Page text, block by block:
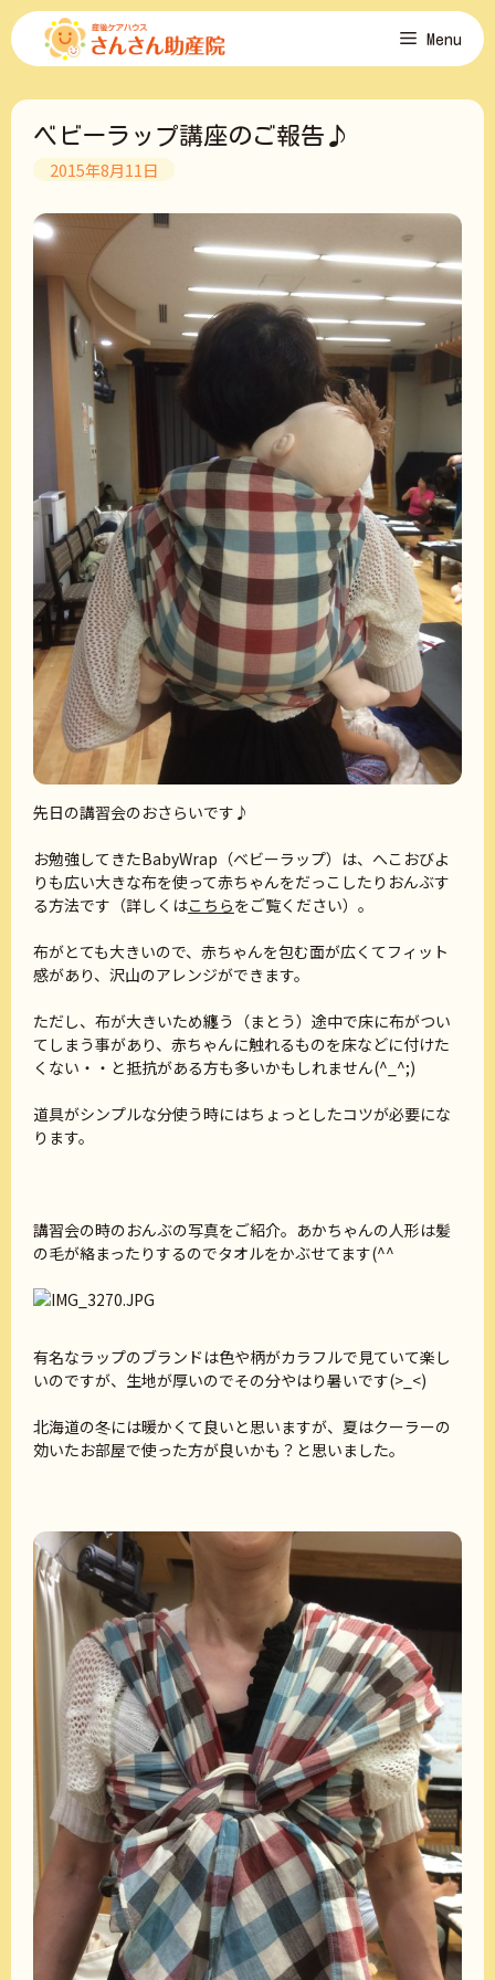
コ
ン
ツ
Menu
ベビーラップ講座のご報告♪
2015年8月11日
先日の講習会のおさらいです♪
お勉強してきたBabyWrap（ベビーラップ）は、へこおびよ
りも広い大きな布を使って赤ちゃんをだっこしたりおんぶす
る方法です（詳しくはこちらをご覧ください）。
布がとても大きいので、赤ちゃんを包む面が広くてフィット
感があり、沢山のアレンジができます。
ただし、布が大きいため纏う（まとう）途中で床に布がつい
てしまう事があり、赤ちゃんに触れるものを床などに付けた
くない・・と抵抗がある方も多いかもしれません(^_^;)
道具がシンプルな分使う時にはちょっとしたコツが必要にな
ります。
講習会の時のおんぶの写真をご紹介。あかちゃんの人形は髪
の毛が絡まったりするのでタオルをかぶせてます(^^
有名なラップのブランドは色や柄がカラフルで見ていて楽し
いのですが、生地が厚いのでその分やはり暑いです(>_<)
北海道の冬には暖かくて良いと思いますが、夏はクーラーの
効いたお部屋で使った方が良いかも？と思いました。